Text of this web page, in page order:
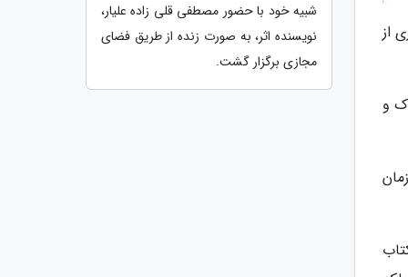
صورت مجازی از
و
کتاب
شبیه خود با حضور مصطفی قلی زاده علیار،
نویسنده اثر، به صورت زنده از طریق فضای
مجازی برگزار گشت.